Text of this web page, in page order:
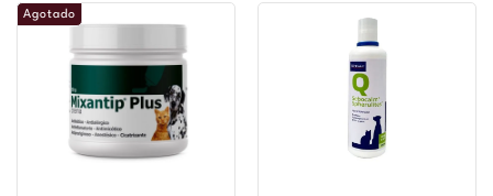
Agotado